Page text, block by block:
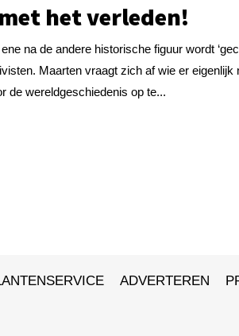
het verleden!
na de andere historische figuur wordt
Maarten vraagt zich af wie er eigenlijk
de wereldgeschiedenis op te...
ADVERTEREN